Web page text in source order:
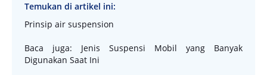
Temukan di artikel ini:
Prinsip air suspension
Baca juga: Jenis Suspensi Mobil yang Banyak
Digunakan Saat Ini